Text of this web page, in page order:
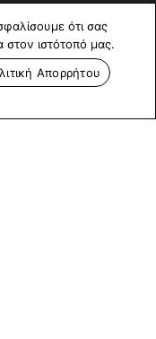
ότι σας
στον ιστότοπό μας.
Απορρήτου